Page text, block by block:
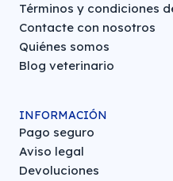
Términos y condiciones
Contacte con nosotros
Quiénes somos
Blog veterinario
INFORMACIÓN
Pago seguro
Aviso legal
Devoluciones